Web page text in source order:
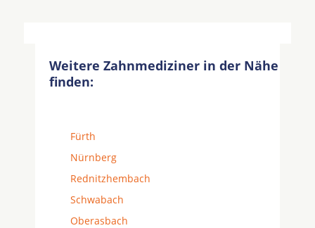
Weitere Zahnmediziner in der Nähe
finden:
Fürth
Nürnberg
Rednitzhembach
Schwabach
Oberasbach